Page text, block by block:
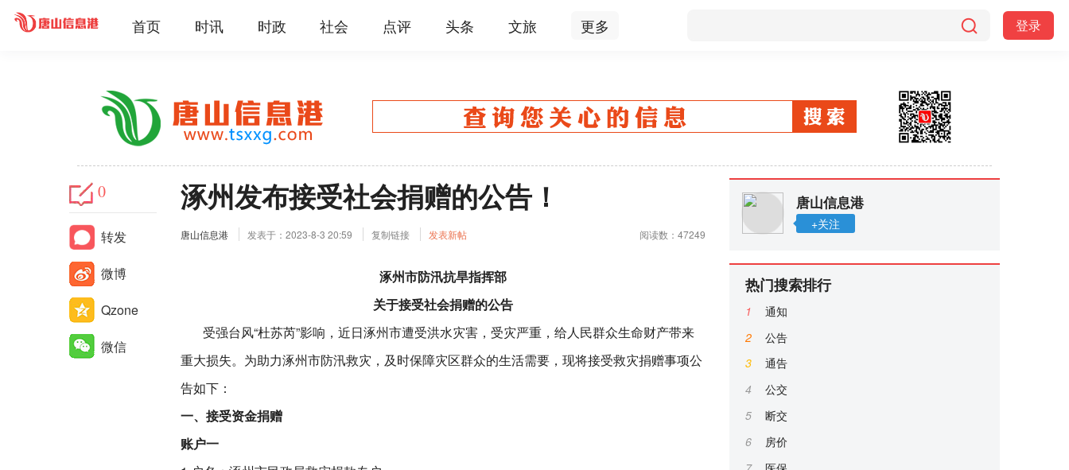
首页 时讯 时政 社会 点评 头条 文旅 更多 登录
0
转发
微博
Qzone
微信
涿州发布接受社会捐赠的公告！
唐山信息港 发表于：2023-8-3 20:59 复制链接 发表新帖 阅读数：47249
涿州市防汛抗旱指挥部
关于接受社会捐赠的公告
受强台风“杜苏芮”影响，近日涿州市遭受洪水灾害，受灾严重，给人民群众生命财产带来
重大损失。为助力涿州市防汛救灾，及时保障灾区群众的生活需要，现将接受救灾捐赠事项公
告如下：
一、接受资金捐赠
账户一
唐山信息港
+关注
热门搜索排行
1
通知
2
公告
3
通告
4
公交
5
断交
6
房价